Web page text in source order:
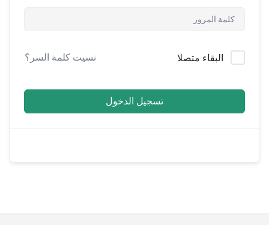
البقاء متصلا نسيت كلمة السر؟
تسجيل الدخول